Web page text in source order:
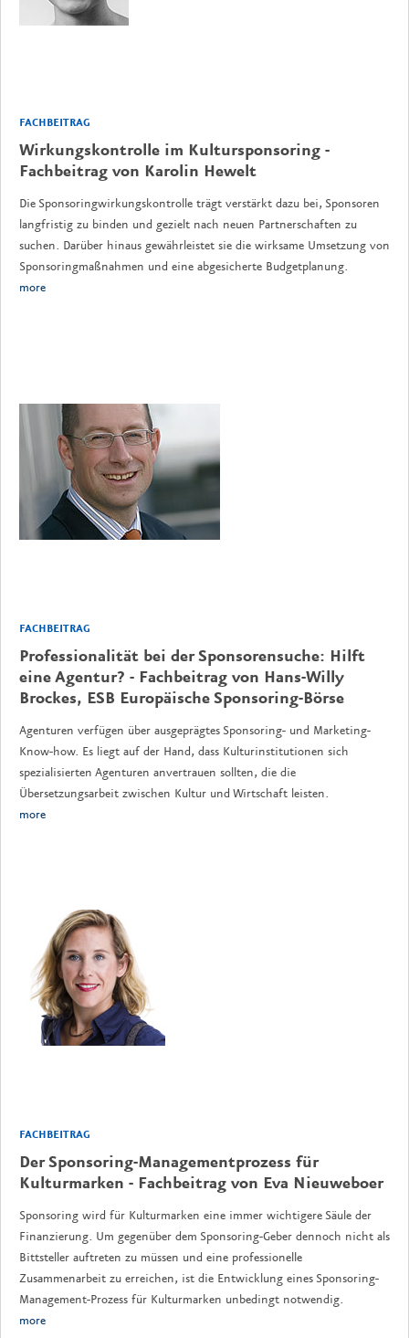
FACHBEITRAG
Wirkungskontrolle im Kultursponsoring -
Fachbeitrag von Karolin Hewelt
Die Sponsoringwirkungskontrolle trägt verstärkt dazu bei, Sponsoren
langfristig zu binden und gezielt nach neuen Partnerschaften zu
suchen. Darüber hinaus gewährleistet sie die wirksame Umsetzung von
Sponsoringmaßnahmen und eine abgesicherte Budgetplanung.
more
FACHBEITRAG
Professionalität bei der Sponsorensuche: Hilft
eine Agentur? - Fachbeitrag von Hans-Willy
Brockes, ESB Europäische Sponsoring-Börse
Agenturen verfügen über ausgeprägtes Sponsoring- und Marketing-
Know-how. Es liegt auf der Hand, dass Kulturinstitutionen sich
spezialisierten Agenturen anvertrauen sollten, die die
Übersetzungsarbeit zwischen Kultur und Wirtschaft leisten.
more
FACHBEITRAG
Der Sponsoring-Managementprozess für
Kulturmarken - Fachbeitrag von Eva Nieuweboer
Sponsoring wird für Kulturmarken eine immer wichtigere Säule der
Finanzierung. Um gegenüber dem Sponsoring-Geber dennoch nicht als
Bittsteller auftreten zu müssen und eine professionelle
Zusammenarbeit zu erreichen, ist die Entwicklung eines Sponsoring-
Management-Prozess für Kulturmarken unbedingt notwendig.
more